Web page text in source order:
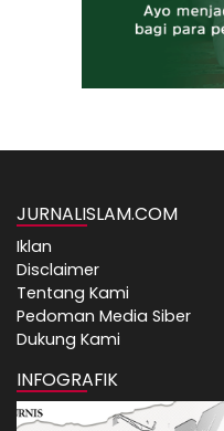
JURNALISLAM.COM
Iklan
Disclaimer
Tentang Kami
Pedoman Media Siber
Dukung Kami
INFOGRAFIK